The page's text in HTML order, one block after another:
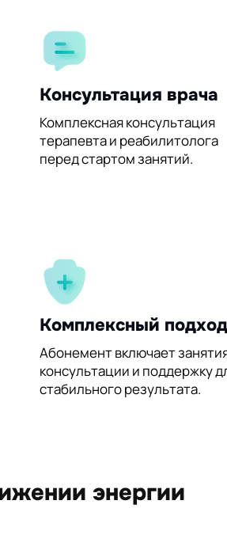
Консультация врача
Комплексная консультация
терапевта и реабилитолога
перед стартом занятий.
Комплексный подход
Абонемент включает
консультации и поддержку
стабильного результата.
энергии